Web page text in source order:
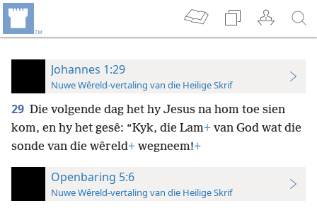
Johannes 1:29
Nuwe Wêreld-vertaling van die Heilige Skrif
29 Die volgende dag het hy Jesus na hom toe sien
kom, en hy het gesê: “Kyk, die Lam+ van God wat die
sonde van die wêreld+ wegneem!+
Openbaring 5:6
Nuwe Wêreld-vertaling van die Heilige Skrif